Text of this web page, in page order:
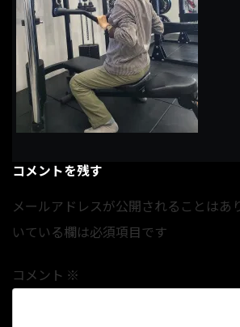
コメントを残す
メールアドレスが公開されることはあ
いている欄は必須項目です
コメント ※